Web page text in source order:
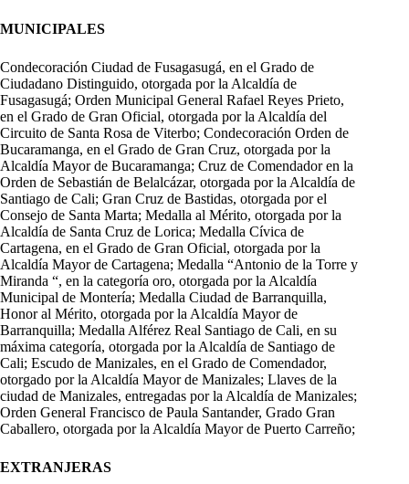
MUNICIPALES
Condecoración Ciudad de Fusagasugá, en el Grado de
Ciudadano Distinguido, otorgada por la Alcaldía de
Fusagasugá; Orden Municipal General Rafael Reyes Prieto,
en el Grado de Gran Oficial, otorgada por la Alcaldía del
Circuito de Santa Rosa de Viterbo; Condecoración Orden de
Bucaramanga, en el Grado de Gran Cruz, otorgada por la
Alcaldía Mayor de Bucaramanga; Cruz de Comendador en la
Orden de Sebastián de Belalcázar, otorgada por la Alcaldía de
Santiago de Cali; Gran Cruz de Bastidas, otorgada por el
Consejo de Santa Marta; Medalla al Mérito, otorgada por la
Alcaldía de Santa Cruz de Lorica; Medalla Cívica de
Cartagena, en el Grado de Gran Oficial, otorgada por la
Alcaldía Mayor de Cartagena; Medalla “Antonio de la Torre y
Miranda “, en la categoría oro, otorgada por la Alcaldía
Municipal de Montería; Medalla Ciudad de Barranquilla,
Honor al Mérito, otorgada por la Alcaldía Mayor de
Barranquilla; Medalla Alférez Real Santiago de Cali, en su
máxima categoría, otorgada por la Alcaldía de Santiago de
Cali; Escudo de Manizales, en el Grado de Comendador,
otorgado por la Alcaldía Mayor de Manizales; Llaves de la
ciudad de Manizales, entregadas por la Alcaldía de Manizales;
Orden General Francisco de Paula Santander, Grado Gran
Caballero, otorgada por la Alcaldía Mayor de Puerto Carreño;
EXTRANJERAS